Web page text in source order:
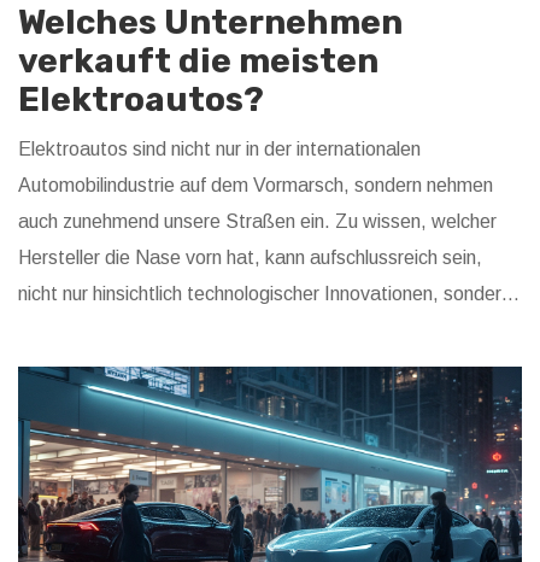
Welches Unternehmen
verkauft die meisten
Elektroautos?
Elektroautos sind nicht nur in der internationalen
Automobilindustrie auf dem Vormarsch, sondern nehmen
auch zunehmend unsere Straßen ein. Zu wissen, welcher
Hersteller die Nase vorn hat, kann aufschlussreich sein,
nicht nur hinsichtlich technologischer Innovationen, sondern
Verkaufszahlen ist es auch spannend, einen Blick auf die
Gründe für den Erfolg dieses Herstellers zu werfen. Dieser
Artikel beleuchtet nicht nur den Marktführer, sondern gibt
auch Tipps, worauf man beim Kauf eines Elektroautos
achten sollte.